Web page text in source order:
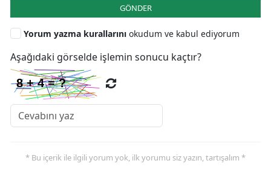
GÖNDER
Yorum yazma kurallarını okudum ve kabul ediyorum
Aşağıdaki görselde işlemin sonucu kaçtır?
* Bu içerik ile ilgili yorum yok, ilk yorumu siz yazın, tartışalım *